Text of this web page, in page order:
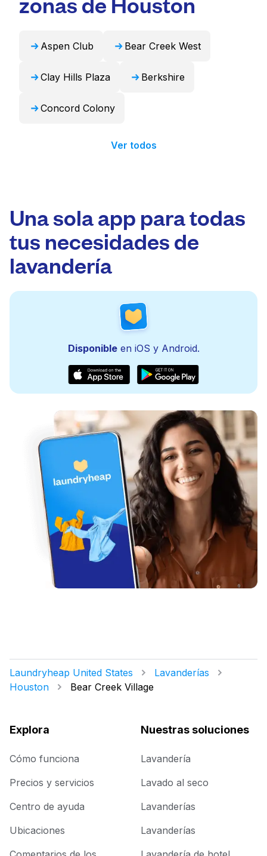
profesional y devolverlos listos para usar en
Aspen Club Bear Creek West
Clay Hills Plaza Berkshire
Concord Colony
Ver todos
Una sola app para todas
tus necesidades de
lavandería
Disponibleen iOS y Android.
Laundryheap United States
Lavanderías
Houston
Bear Creek Village
Explora
Cómo funciona
Precios y servicios
Centro de ayuda
Ubicaciones
Nuestras soluciones
Lavandería
Lavado al seco
Lavanderías
Lavanderías